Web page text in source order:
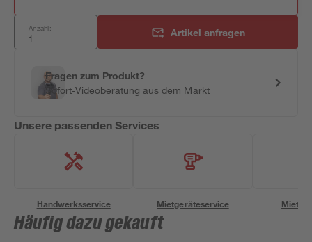
Anzahl: Artikel anfragen
Fragen zum Produkt?
Sofort-Videoberatung aus dem Markt
Unsere passenden Services
Handwerksservice Mietgeräteservice
Häufig dazu gekauft